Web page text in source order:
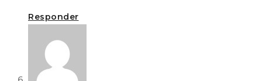
Responder